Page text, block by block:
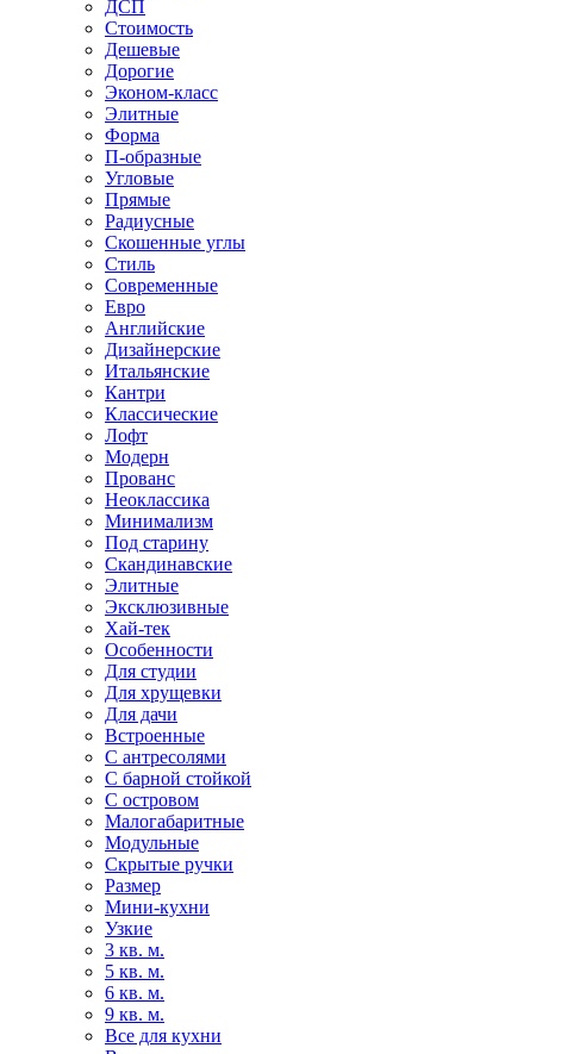
ДСП
Стоимость
Дешевые
Дорогие
Эконом-класс
Элитные
Форма
П-образные
Угловые
Прямые
Радиусные
Скошенные углы
Стиль
Современные
Евро
Английские
Дизайнерские
Итальянские
Кантри
Классические
Лофт
Модерн
Прованс
Неоклассика
Минимализм
Под старину
Скандинавские
Элитные
Эксклюзивные
Хай-тек
Особенности
Для студии
Для хрущевки
Для дачи
Встроенные
С антресолями
С барной стойкой
С островом
Малогабаритные
Модульные
Скрытые ручки
Размер
Мини-кухни
Узкие
3 кв. м.
5 кв. м.
6 кв. м.
9 кв. м.
Все для кухни